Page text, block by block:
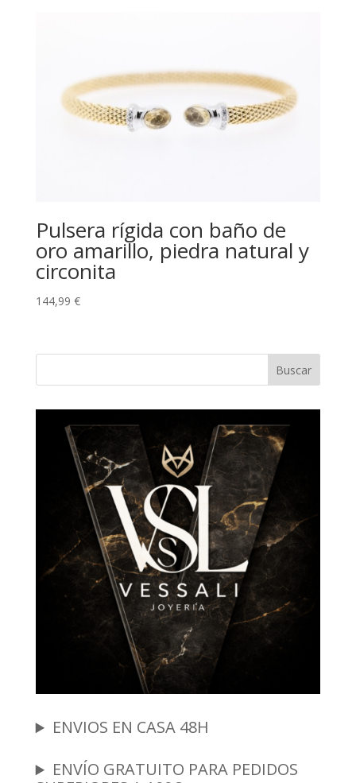
Pulsera rígida con baño de
oro amarillo, piedra natural y
circonita
144,99 €
Buscar
ENVIOS EN CASA 48H
ENVÍO GRATUITO PARA PEDIDOS